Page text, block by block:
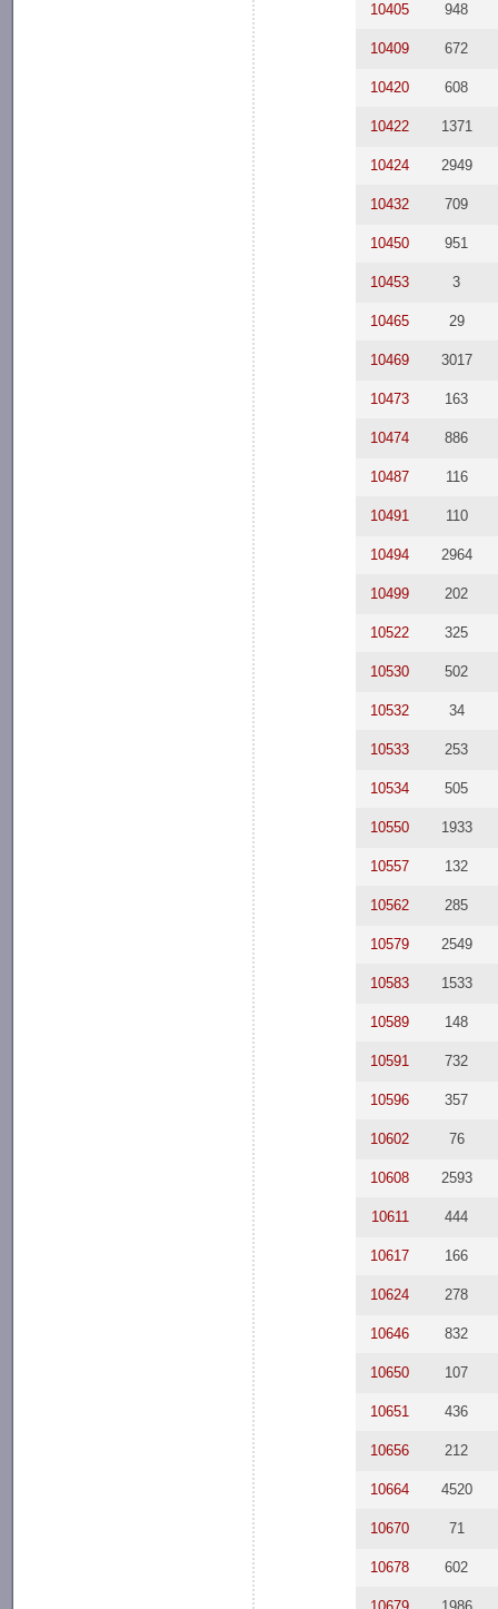
10405 948
10409 672
10420 608
10422 1371
10424 2949
10432 709
10450 951
10453 3
10465 29
10469 3017
10473 163
10474 886
10487 116
10491 110
10494 2964
10499 202
10522 325
10530 502
10532 34
10533 253
10534 505
10550 1933
10557 132
10562 285
10579 2549
10583 1533
10589 148
10591 732
10596 357
10602 76
10608 2593
10611 444
10617 166
10624 278
10646 832
10650 107
10651 436
10656 212
10664 4520
10670 71
10678 602